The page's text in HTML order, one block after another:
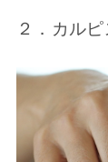
２．カル